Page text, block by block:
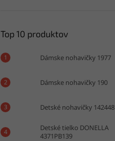
Top 10 produktov
Dámske nohavičky 1977
Dámske nohavičky 190
Detské nohavičky 142448
Detské tielko DONELLA
4371PB139